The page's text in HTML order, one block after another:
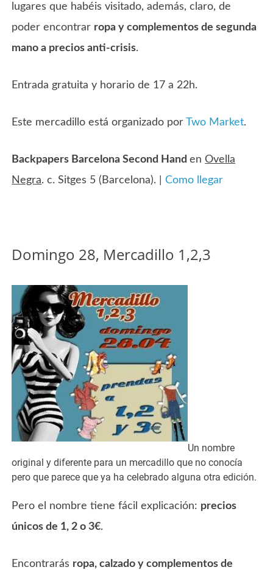
lugares que habéis visitado, además, claro, de
poder encontrar ropa y complementos de segunda
mano a precios anti-crisis.
Entrada gratuita y horario de 17 a 22h.
Este mercadillo está organizado porTwo Market.
Backpapers Barcelona Second HandenOvella
Negra. c. Sitges 5 (Barcelona). |Como llegar
Domingo 28, Mercadillo 1,2,3
Un nombre
original y diferente para un mercadillo que no conocía
pero que parece que ya ha celebrado alguna otra edición.
Pero el nombre tiene fácil explicación: precios
únicos de 1, 2 o 3€.
Encontrarás ropa, calzado y complementos de